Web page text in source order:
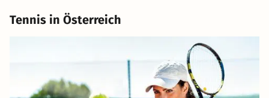
Tennis in Österreich